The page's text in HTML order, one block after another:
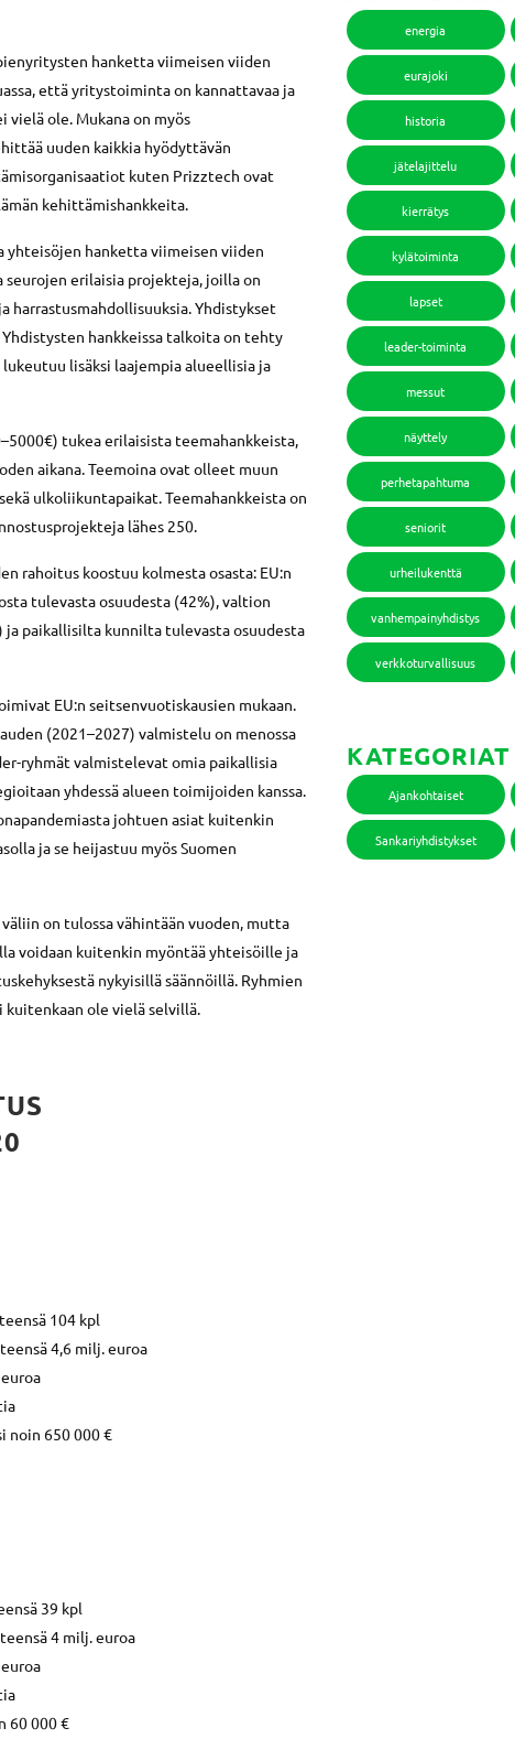
hanketta viimeisen viiden
että yritystoiminta on kannattavaa ja
ole. Mukana on myös
uuden kaikkia hyödyttävän
kuten Prizztech ovat
kehittämishankkeita.
yhteisöjen hanketta viimeisen viiden
seurojen erilaisia projekteja, joilla on
harrastusmahdollisuuksia. Yhdistykset
hankkeissa talkoita on tehty
lisäksi laajempia alueellisia ja
tukea erilaisista teemahankkeista,
aikana. Teemoina ovat olleet muun
ulkoliikuntapaikat. Teemahankkeista on
lähes 250.
rahoitus koostuu kolmesta osasta: EU:n
tulevasta osuudesta (42%), valtion
ja paikallisilta kunnilta tulevasta osuudesta
EU:n seitsenvuotiskausien mukaan.
(2021–2027) valmistelu on menossa
ryhmät valmistelevat omia paikallisia
yhdessä alueen toimijoiden kanssa.
johtuen asiat kuitenkin
ja se heijastuu myös Suomen
on tulossa vähintään vuoden, mutta
voidaan kuitenkin myöntää yhteisöille ja
nykyisillä säännöillä. Ryhmien
kuitenkaan ole vielä selvillä.
104 kpl
4,6 milj. euroa
noin 650 000 €
39 kpl
4 milj. euroa
60 000 €
energia
eurajoki
historia
jätelajittelu
kierrätys
kylätoiminta
lapset
leader-toiminta
messut
näyttely
perhetapahtuma
seniorit
urheilukenttä
vanhempainyhdistys
verkkoturvallisuus
KATEGORIAT
Ajankohtaiset
Sankariyhdistykset